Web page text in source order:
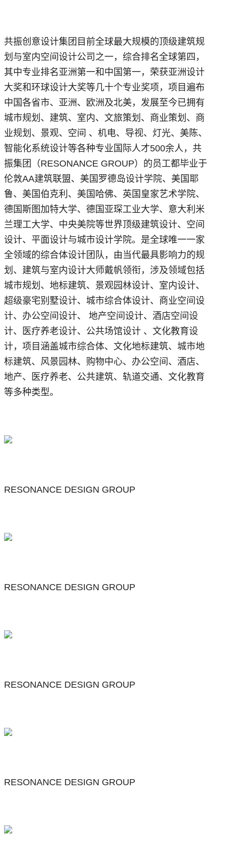
共振创意设计集团目前全球最大规模的顶级建筑规
划与室内空间设计公司之一，综合排名全球第四，
其中专业排名亚洲第一和中国第一，荣获亚洲设计
大奖和环球设计大奖等几十个专业奖项，项目遍布
中国各省市、亚洲、欧洲及北美，发展至今已拥有
城市规划、建筑、室内、文旅策划、商业策划、商
业规划、景观、空间 、机电、导视、灯光、美陈、
智能化系统设计等各种专业国际人才500余人，共
振集团（RESONANCE GROUP）的员工都毕业于
伦敦AA建筑联盟、美国罗德岛设计学院、美国耶
鲁、美国伯克利、美国哈佛、英国皇家艺术学院、
德国斯图加特大学、德国亚琛工业大学、意大利米
兰理工大学、中央美院等世界顶级建筑设计、空间
设计、平面设计与城市设计学院。是全球唯一一家
全领域的综合体设计团队，由当代最具影响力的规
划、建筑与室内设计大师戴帆领衔，涉及领域包括
城市规划、地标建筑、景观园林设计、室内设计、
超级豪宅别墅设计、城市综合体设计、商业空间设
计、办公空间设计、 地产空间设计、酒店空间设
计、医疗养老设计、公共场馆设计 、文化教育设
计，项目涵盖城市综合体、文化地标建筑、城市地
标建筑、风景园林、购物中心、办公空间、酒店、
地产、医疗养老、公共建筑、轨道交通、文化教育
等多种类型。
RESONANCE DESIGN GROUP
RESONANCE DESIGN GROUP
RESONANCE DESIGN GROUP
RESONANCE DESIGN GROUP